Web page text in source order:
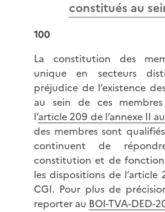
constitués au
100
La constitution des
unique en secteurs
préjudice de l’existence
au sein de ces
l’article 209 de l’annexe II
des membres sont
continuent de
constitution et de
les dispositions de l’article
CGI. Pour plus de
reporter au BOI-TVA-DED-